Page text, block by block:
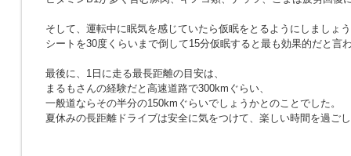
そして、運転中に眠気を感じていたら仮眠をとるようにしましょ
シートを30度くらいまで倒して15分仮眠すると最も効果的だと言
最後に、1日に走る最長距離の目安は、
まるもさんの経験だと高速道路で300kmぐらい、
一般道ならその半分の150kmぐらいでしょうかとのことでした。
夏休みの長距離ドライブは安全に気をつけて、楽しい時間を過ご